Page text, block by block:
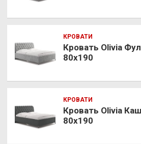
КРОВАТИ
Кровать Olivia
80х190
КРОВАТИ
Кровать Olivia
80х190